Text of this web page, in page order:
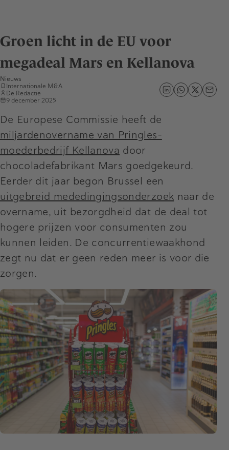
Groen licht in de EU voor
megadeal Mars en Kellanova
Nieuws
Internationale M&A
De Redactie
9 december 2025
De Europese Commissie heeft de
miljardenovername van Pringles-
moederbedrijf Kellanova door
chocoladefabrikant Mars goedgekeurd.
Eerder dit jaar begon Brussel een
uitgebreid mededingingsonderzoek naar de
overname, uit bezorgdheid dat de deal tot
hogere prijzen voor consumenten zou
kunnen leiden. De concurrentiewaakhond
zegt nu dat er geen reden meer is voor die
zorgen.